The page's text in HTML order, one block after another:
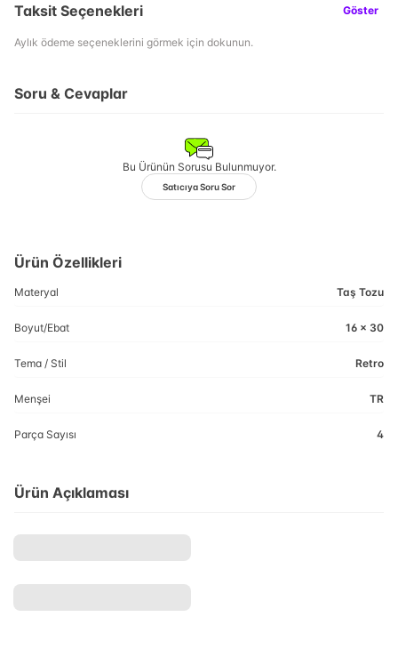
Taksit Seçenekleri Göster
Aylık ödeme seçeneklerini görmek için dokunun.
Soru & Cevaplar
Bu Ürünün Sorusu Bulunmuyor.
Satıcıya Soru Sor
Ürün Özellikleri
Materyal Taş Tozu
Boyut/Ebat 16 x 30
Tema / Stil Retro
Menşei TR
Parça Sayısı 4
Ürün Açıklaması